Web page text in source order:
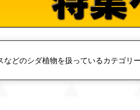
などのシダ植物を扱っているカテゴ